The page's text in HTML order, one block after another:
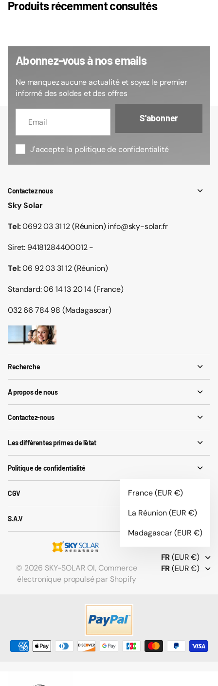
Produits récemment consultés
Abonnez-vous à nos emails
Ne manquez aucune actualité et soyez le premier
informé des soldes et des offres
S'abonner
J'accepte la politique de confidentialité
Contactez nous
Sky Solar
Tel:0692 03 31 12 (Réunion) info@sky-solar.fr
Siret: 94181284400012 -
Tel:06 92 03 31 12 (Réunion)
Standard: 06 14 13 20 14 (France)
032 66 784 98 (Madagascar)
Recherche
A propos de nous
Contactez-nous
Les différentes primes de l'état
Politique de confidentialité
CGV
S.A.V
© 2026 SKY-SOLAR OI, Commerce
électronique propulsé par Shopify
FR(EUR €)
FR(EUR €)
France(EUR €)
La Réunion(EUR €)
Madagascar (EUR €)